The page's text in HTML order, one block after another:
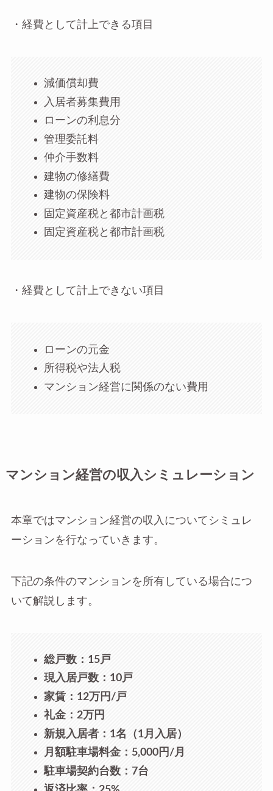
・経費として計上できる項目
減価償却費
入居者募集費用
ローンの利息分
管理委託料
仲介手数料
建物の修繕費
建物の保険料
固定資産税と都市計画税
固定資産税と都市計画税
・経費として計上できない項目
ローンの元金
所得税や法人税
マンション経営に関係のない費用
マンション経営の収入シミュレーション
本章ではマンション経営の収入についてシミュレ
ーションを行なっていきます。
下記の条件のマンションを所有している場合につ
いて解説します。
総戸数：15戸
現入居戸数：10戸
家賃：12万円/戸
礼金：2万円
新規入居者：1名（1月入居）
月額駐車場料金：5,000円/月
駐車場契約台数：7台